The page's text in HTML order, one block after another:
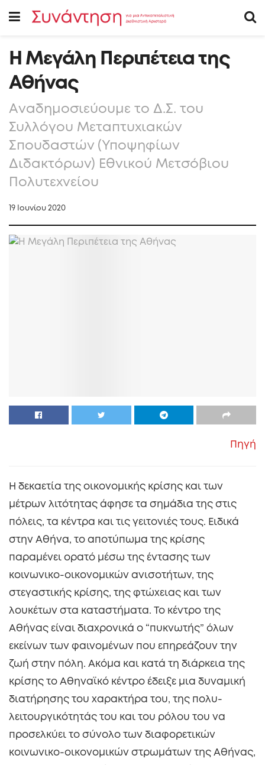
Η Μεγάλη Περιπέτεια της
Αθήνας
Aναδημοσιεύουμε το Δ.Σ. του
Συλλόγου Μεταπτυχιακών
Σπουδαστών (Υποψηφίων
Διδακτόρων) Εθνικού Μετσόβιου
Πολυτεχνείου
19 Ιουνίου 2020
Πηγή
Η δεκαετία της οικονομικής κρίσης και των
μέτρων λιτότητας άφησε τα σημάδια της στις
πόλεις, τα κέντρα και τις γειτονιές τους. Ειδικά
στην Αθήνα, το αποτύπωμα της κρίσης
παραμένει ορατό μέσω της έντασης των
κοινωνικο-οικονομικών ανισοτήτων, της
στεγαστικής κρίσης, της φτώχειας και των
λουκέτων στα καταστήματα. Το κέντρο της
Αθήνας είναι διαχρονικά ο “πυκνωτής” όλων
εκείνων των φαινομένων που επηρεάζουν την
ζωή στην πόλη. Ακόμα και κατά τη διάρκεια της
κρίσης το Αθηναϊκό κέντρο έδειξε μια δυναμική
διατήρησης του χαρακτήρα του, της πολυ-
λειτουργικότητάς του και του ρόλου του να
προσελκύει το σύνολο των διαφορετικών
κοινωνικο-οικονομικών στρωμάτων της Αθήνας,